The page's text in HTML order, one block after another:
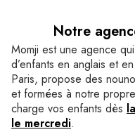
Notre
Momji est une agence
d’enfants en anglais et
Paris, propose des
et formées à notre
charge vos enfants dès
le mercredi.